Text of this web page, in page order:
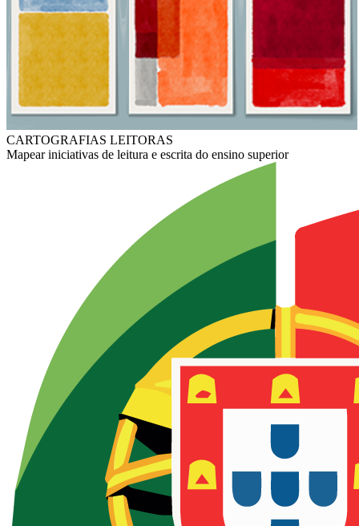
CARTOGRAFIAS LEITORAS
Mapear iniciativas de leitura e escrita do ensino superior